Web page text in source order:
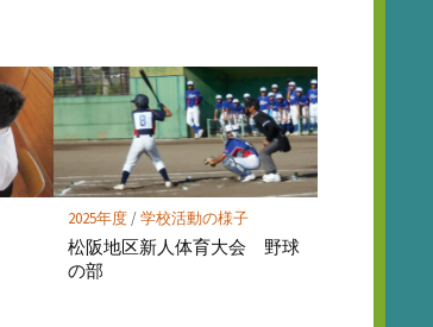
2025年度/学校活動の様子
松阪地区新人体育大会 野球
の部